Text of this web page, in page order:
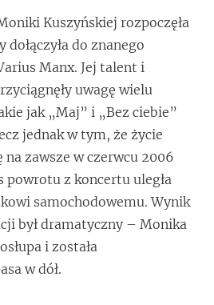
Kuszyńskiej rozpoczęła
dołączyła do znanego
Manx. Jej talent i
uwagę wielu
jak „Maj” i „Bez ciebie”
jednak w tym, że życie
zawsze w czerwcu 2006
powrotu z koncertu uległa
samochodowemu. Wynik
był dramatyczny – Monika
i została
w dół.